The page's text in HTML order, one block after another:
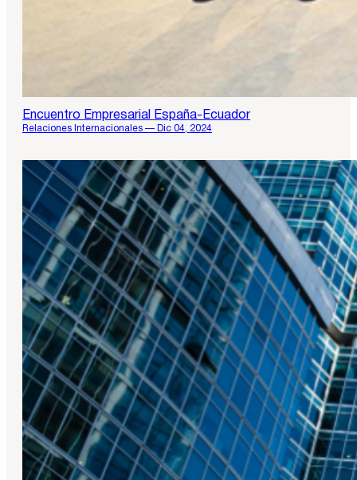
Encuentro Empresarial España-Ecuador
Relaciones Internacionales — Dic 04, 2024